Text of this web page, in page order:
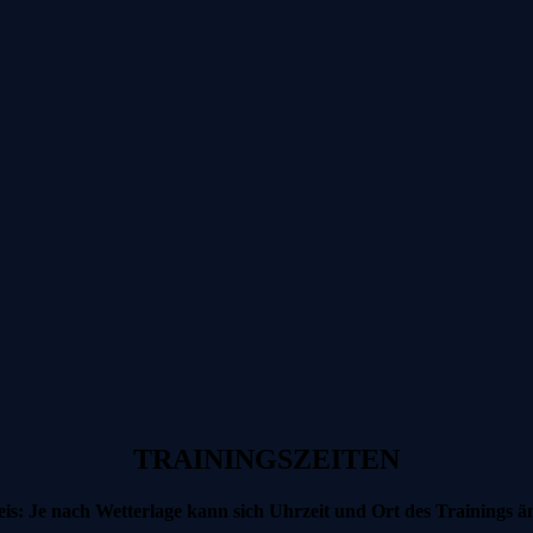
TRAININGSZEITEN
Je nach Wetterlage kann sich Uhrzeit und Ort des Trainings